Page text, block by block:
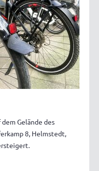
Gelände des
8, Helmstedt,